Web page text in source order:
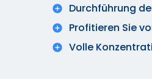
Durchführung
Profitieren Sie
Volle